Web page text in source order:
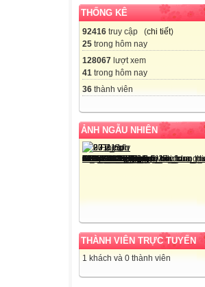
THỐNG KÊ
92416 truy cập (chi tiết)
25 trong hôm nay
128067 lượt xem
41 trong hôm nay
36 thành viên
ẢNH NGẪU NHIÊN
THÀNH VIÊN TRỰC TUYẾN
1 khách và 0 thành viên